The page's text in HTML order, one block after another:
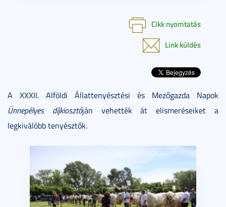
Cikk nyomtatás
Link küldés
A XXXII. Alföldi Állattenyésztési és Mezőgazda Napok
Ünnepélyes díjkiosztóján vehették át elismeréseiket a
legkiválóbb tenyésztők.